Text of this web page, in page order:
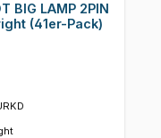
BIG LAMP 2PIN
(41er-Pack)